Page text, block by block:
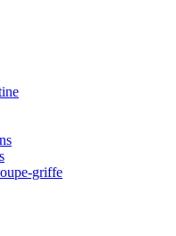
griffe